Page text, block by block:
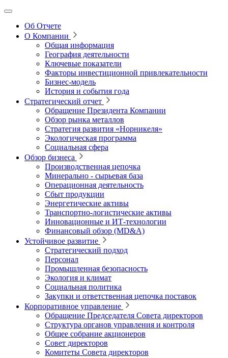
Об Отчете
О Компании
Общая информация
География деятельности
Ключевые показатели
Факторы инвестиционной привлекательности
Бизнес-модель
История и события года
Стратегический отчет
Обращение Президента Компании
Обзор рынка металлов
Стратегия развития «Норникеля»
Экологическая программа
Социальная сфера
Обзор бизнеса
Производственная цепочка
Минерально ‑ сырьевая база
Операционная деятельность
Сбыт продукции
Энергетические активы
Транспортно-логистические активы
Инновационные и ИТ‑технологии
Финансовый обзор (MD&A)
Устойчивое развитие
Стратегический подход
Персонал
Промышленная безопасность
Экология и климат
Социальная политика
Закупки и ответственная цепочка поставок
Корпоративное управление
Обращение Председателя Совета директоров
Структура органов управления и контроля
Общее собрание акционеров
Совет директоров
Комитеты Совета директоров